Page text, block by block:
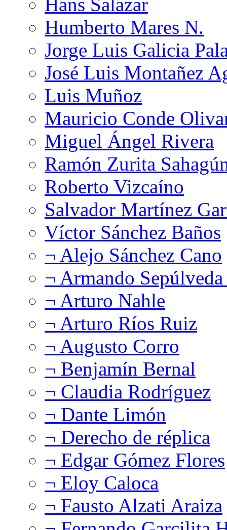
Humberto Mares N.
Jorge Luis Galicia
José Luis Montañez
Luis Muñoz
Mauricio Conde
Miguel Ángel Rivera
Ramón Zurita
Roberto Vizcaíno
Salvador Martínez
Víctor Sánchez Baños
¬ Alejo Sánchez Cano
¬ Armando
¬ Arturo Nahle
¬ Arturo Ríos Ruiz
¬ Augusto Corro
¬ Benjamín Bernal
¬ Claudia Rodríguez
¬ Dante Limón
¬ Derecho de réplica
¬ Edgar Gómez Flores
¬ Eloy Caloca
¬ Fausto Alzati Araiza